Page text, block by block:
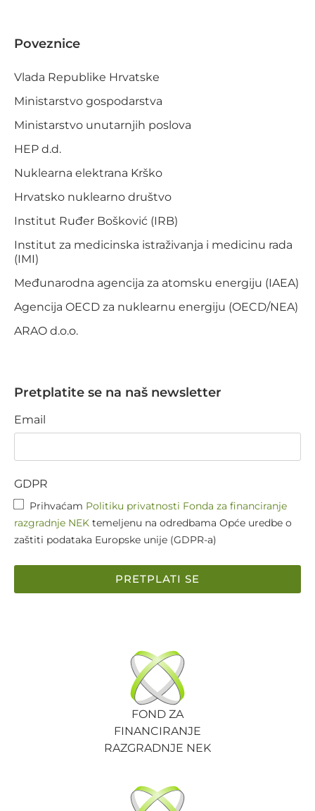
Poveznice
Vlada Republike Hrvatske
Ministarstvo gospodarstva
Ministarstvo unutarnjih poslova
HEP d.d.
Nuklearna elektrana Krško
Hrvatsko nuklearno društvo
Institut Ruđer Bošković (IRB)
Institut za medicinska istraživanja i medicinu rada
(IMI)
Međunarodna agencija za atomsku energiju (IAEA)
Agencija OECD za nuklearnu energiju (OECD/NEA)
ARAO d.o.o.
Pretplatite se na naš newsletter
Email
GDPR
Prihvaćam Politiku privatnosti Fonda za financiranje
razgradnje NEK temeljenu na odredbama Opće uredbe o
zaštiti podataka Europske unije (GDPR-a)
PRETPLATI SE
FOND ZA
FINANCIRANJE
RAZGRADNJE NEK